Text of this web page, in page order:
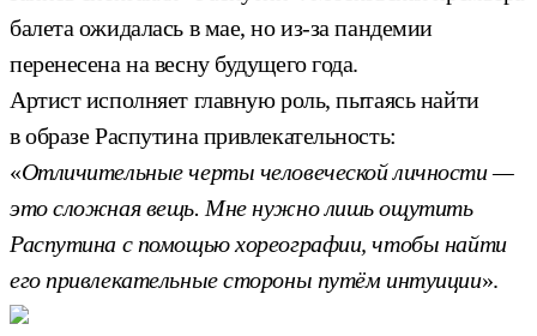
балета ожидалась в мае, но из-за пандемии
перенесена на весну будущего года.
Артист исполняет главную роль, пытаясь найти
в образе Распутина привлекательность:
«Отличительные черты человеческой личности —
это сложная вещь. Мне нужно лишь ощутить
Распутина с помощью хореографии, чтобы найти
его привлекательные стороны путём интуиции».